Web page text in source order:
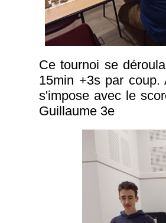
Ce tournoi se
15min +3s par
s'impose avec le
Guillaume 3e